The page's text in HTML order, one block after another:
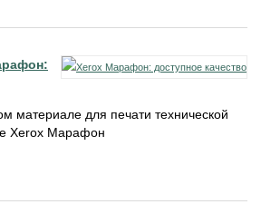
материале для печати технической
Xerox Марафон